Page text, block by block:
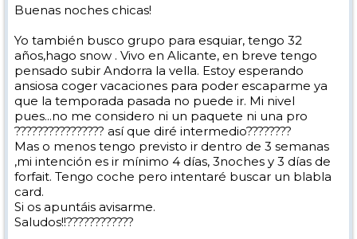
Buenas noches chicas!
Yo también busco grupo para esquiar, tengo 32
años,hago snow . Vivo en Alicante, en breve tengo
pensado subir Andorra la vella. Estoy esperando
ansiosa coger vacaciones para poder escaparme ya
que la temporada pasada no puede ir. Mi nivel
pues...no me considero ni un paquete ni una pro
???????????????? así que diré intermedio????????
Mas o menos tengo previsto ir dentro de 3 semanas
,mi intención es ir mínimo 4 días, 3noches y 3 días de
forfait. Tengo coche pero intentaré buscar un blabla
card.
Si os apuntáis avisarme.
Saludos!!????????????